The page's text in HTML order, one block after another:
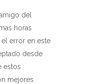
del
horas
error en este
desde
estos
mejores